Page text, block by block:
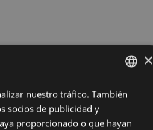
BASQUE
×
nuestro tráfico. También
socios de publicidad y
proporcionado o que hayan